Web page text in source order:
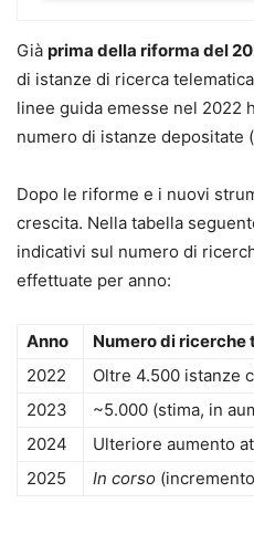
autorizzazioni,
delle ricerche,
Procedura ex art. 492-
passo: istanza, verbale
Aggiornamento
149/2022, D.Lgs. 164/
e L. 56/2024 (nuovo
Focus su casi complessi
e incapaci, coobbligati,
collettivi.
Errori ricorrenti da
simulazioni di casi per
Contenuti extra inclusi:
Già prima della riforma del
di istanze di ricerca
linee guida emesse nel 2022
numero di istanze depositate
Dopo le riforme e i nuovi
crescita. Nella tabella
indicativi sul numero di
effettuate per anno:
Anno
Numero di
2022
Oltre 4.500 istanze
2023
~5.000 (stima, in
2024
Ulteriore aumento
2025
In corso